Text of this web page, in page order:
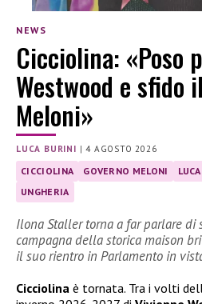
NEWS
Cicciolina: «Poso
Westwood e sfido
Meloni»
LUCA BURINI |4 AGOSTO 2026
CICCIOLINA GOVERNO MELONI
UNGHERIA
Ilona Staller torna a far parlare di
campagna della storica maison
il suo rientro in Parlamento in
Cicciolina è tornata. Tra i volti